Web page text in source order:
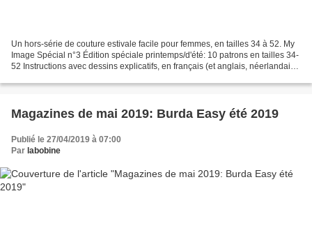
Un hors-série de couture estivale facile pour femmes, en tailles 34 à 52. My
Image Spécial n°3 Édition spéciale printemps/d'été: 10 patrons en tailles 34-
52 Instructions avec dessins explicatifs, en français (et anglais, néerlandais,
Magazines de mai 2019: Burda Easy été 2019
Publié le 27/04/2019 à 07:00
Par labobine